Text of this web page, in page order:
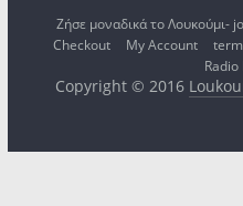
Ζήσε μοναδικά το Λουκούμι-
Checkout
My Account
Copyright © 2016